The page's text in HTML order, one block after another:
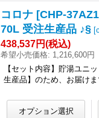
コロナ [CHP-
70L 受注生産品 ♪§ [
438,537円(税込)
希望小売価格: 1,216,600円
【セット内容】貯湯ユニ
生産品】のため、お届け